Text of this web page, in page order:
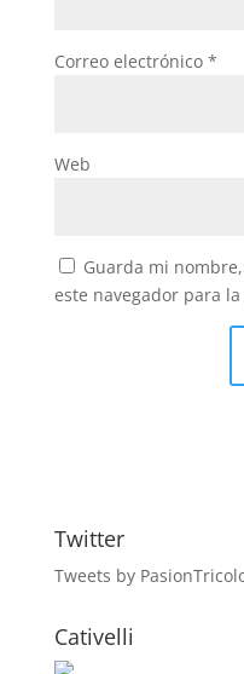
Correo electrónico *
Web
Guarda mi
este navegador para
Twitter
Tweets by
Cativelli